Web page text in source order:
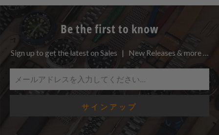
Be the first to know
Sign up to get the latest on Sales | New Releases & more …